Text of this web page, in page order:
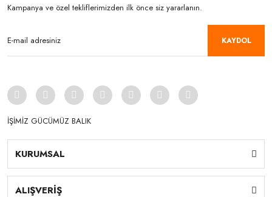
Kampanya ve özel tekliflerimizden ilk önce siz yararlanın.
KAYDOL
İŞİMİZ GÜCÜMÜZ BALIK
KURUMSAL
ALIŞVERİŞ